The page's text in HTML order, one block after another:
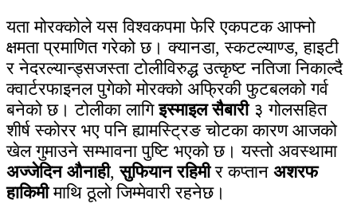
यता मोरक्कोले यस विश्वकपमा फेरि एकपटक आफ्नो
क्षमता प्रमाणित गरेको छ। क्यानडा, स्कटल्याण्ड, हाइटी
र नेदरल्यान्ड्सजस्ता टोलीविरुद्ध उत्कृष्ट नतिजा निकाल्दै
क्वार्टरफाइनल पुगेको मोरक्को अफ्रिकी फुटबलको गर्व
बनेको छ। टोलीका लागिइस्माइल सैबारी३ गोलसहित
शीर्ष स्कोरर भए पनि ह्यामस्ट्रिङ चोटका कारण आजको
खेल गुमाउने सम्भावना पुष्टि भएको छ। यस्तो अवस्थामा
अज्जेदिन औनाही,सुफियान रहिमीर कप्तान अशरफ
हाकिमीमाथि ठूलो जिम्मेवारी रहनेछ।